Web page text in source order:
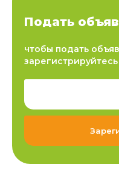
Подать
чтобы подать
зарегистрируйтесь